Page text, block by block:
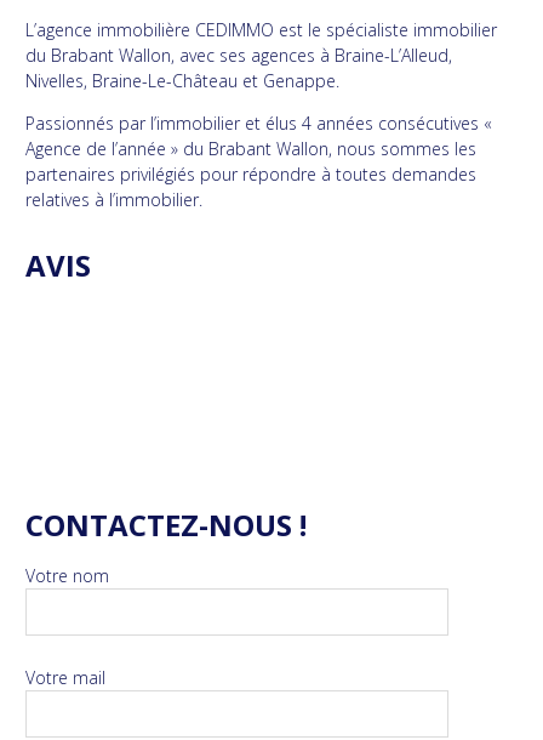
L’agence immobilière CEDIMMO est le spécialiste immobilier
du Brabant Wallon, avec ses agences à Braine-L’Alleud,
Nivelles, Braine-Le-Château et Genappe.
Passionnés par l’immobilier et élus 4 années consécutives «
Agence de l’année » du Brabant Wallon, nous sommes les
partenaires privilégiés pour répondre à toutes demandes
relatives à l’immobilier.
AVIS
CONTACTEZ-NOUS !
Votre nom
Votre mail